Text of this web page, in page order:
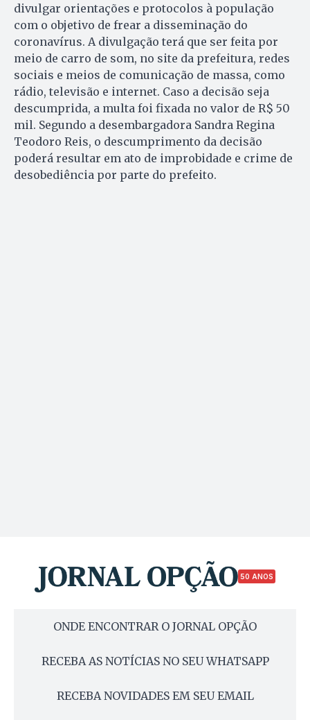
divulgar orientações e protocolos à população
com o objetivo de frear a disseminação do
coronavírus. A divulgação terá que ser feita por
meio de carro de som, no site da prefeitura, redes
sociais e meios de comunicação de massa, como
rádio, televisão e internet. Caso a decisão seja
descumprida, a multa foi fixada no valor de R$ 50
mil. Segundo a desembargadora Sandra Regina
Teodoro Reis, o descumprimento da decisão
poderá resultar em ato de improbidade e crime de
desobediência por parte do prefeito.
50 ANOS
ONDE ENCONTRAR O JORNAL OPÇÃO
RECEBA AS NOTÍCIAS NO SEU WHATSAPP
RECEBA NOVIDADES EM SEU EMAIL